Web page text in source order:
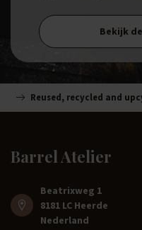
Bekijk
Reused, recycled and
Barrel Atelier
Beatrixweg 1
8181 LC Heerde
Nederland